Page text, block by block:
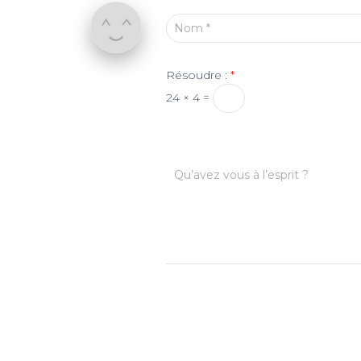
Nom *
Résoudre : *
24 × 4 =
Qu’avez vous à l’esprit ?